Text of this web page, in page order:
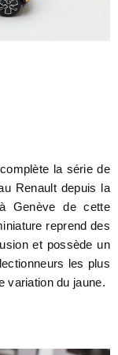
la série de
Renault depuis la
Genève de cette
reprend des
et possède un
les plus
variation du jaune.